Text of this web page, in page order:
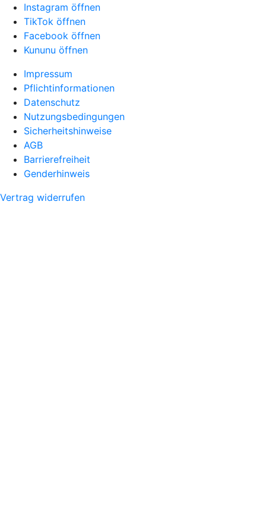
Instagram öffnen
TikTok öffnen
Facebook öffnen
Kununu öffnen
Impressum
Pflichtinformationen
Datenschutz
Nutzungsbedingungen
Sicherheitshinweise
AGB
Barrierefreiheit
Genderhinweis
Vertrag widerrufen